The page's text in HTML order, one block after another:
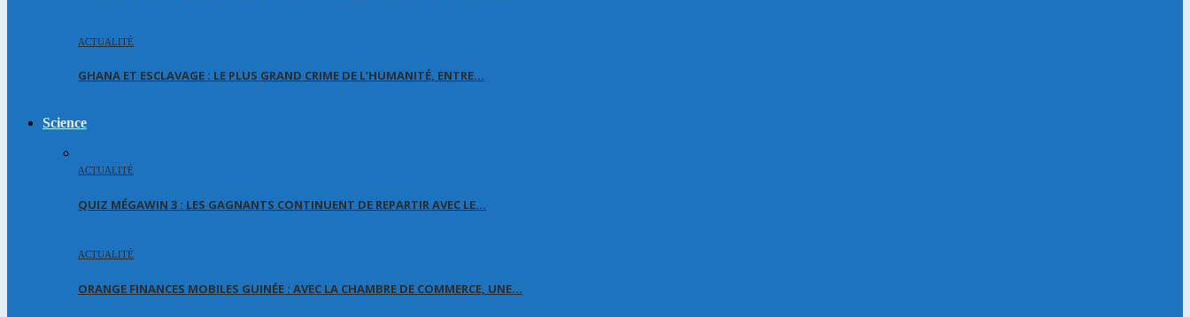
ACTUALITÉ
GHANA ET ESCLAVAGE : LE PLUS GRAND CRIME DE L’HUMANITÉ, ENTRE…
Science
ACTUALITÉ
QUIZ MÉGAWIN 3 : LES GAGNANTS CONTINUENT DE REPARTIR AVEC LE…
ACTUALITÉ
ORANGE FINANCES MOBILES GUINÉE : AVEC LA CHAMBRE DE COMMERCE, UNE…